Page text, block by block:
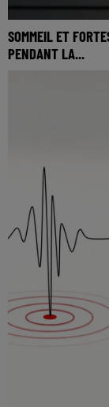
SOMMEIL ET
PENDANT LA...